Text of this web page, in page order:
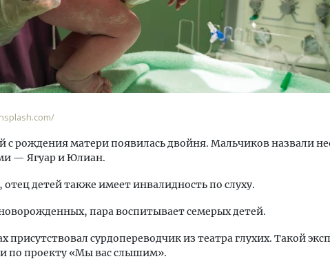
с рождения матери появилась двойня. Мальчиков назвали
— Ягуар и Юлиан.
отец детей также имеет инвалидность по слуху.
пара воспитывает семерых детей.
присутствовал сурдопереводчик из театра глухих. Такой
по проекту «Мы вас слышим».
Смелость архитектурных идей.
Генеральный директор компании
ЗИАС — об эстетике городов,
трендах в фасадах и развитии рынка
Архитектурный код
земли. Мощение
плитами становится
стандартом